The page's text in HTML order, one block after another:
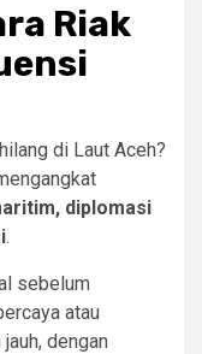
Riak
di Laut Aceh?
diplomasi
.
sebelum
atau
dengan